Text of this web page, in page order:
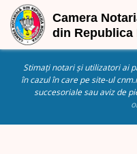
Stimați notari și utilizatori ai
în cazul în care pe site-ul
succesoriale sau aviz de